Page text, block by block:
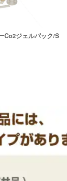
Co2ジェルパック/S